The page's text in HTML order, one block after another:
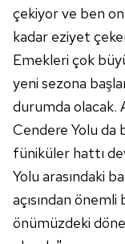
çekiyor ve ben
kadar eziyet
Emekleri çok
yeni sezona
durumda olacak.
Cendere Yolu da
füniküler hattı
Yolu arasındaki
açısından
önümüzdeki